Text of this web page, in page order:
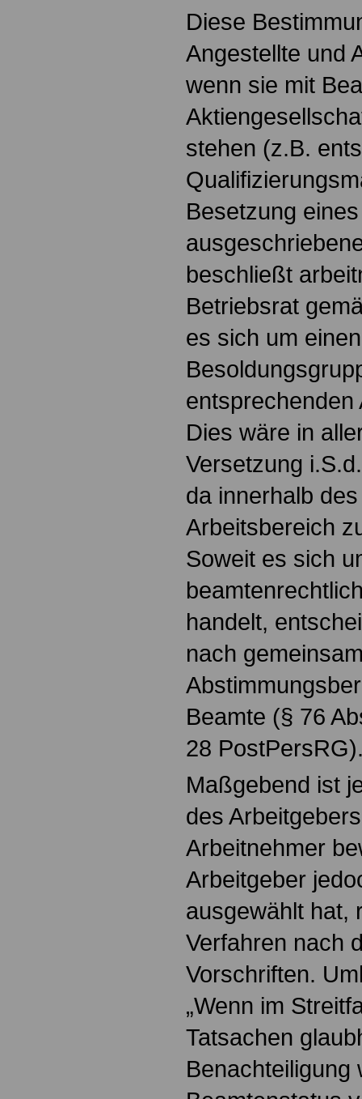
Diese
Angestellte und
wenn sie mit
stehen (z.B.
Besetzung
beschließt
Betriebsrat
es sich um
entsprechenden
Dies wäre in
Versetzung
da innerhalb
Arbeitsbereich
Soweit es sich
handelt,
nach
Beamte (§ 76
28
Maßgebend ist
des
Arbeitnehmer
Arbeitgeber
ausgewählt hat,
Verfahren nach
Vorschriften.
„Wenn im
Tatsachen
Benachteiligung